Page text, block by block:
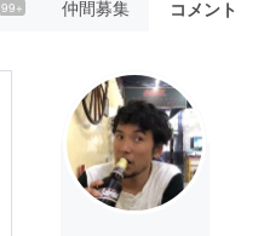
99+ 仲間募集 コメント